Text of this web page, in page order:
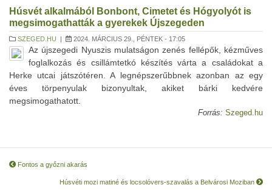
Húsvét alkalmából Bonbont, Cimetet és Hógyolyót is
megsimogathatták a gyerekek Újszegeden
SZEGED.HU | 2024. MÁRCIUS 29., PÉNTEK - 17:05
Az újszegedi Nyuszis mulatságon zenés fellépők, kézműves
foglalkozás és csillámtetkó készítés várta a családokat a
Herke utcai játszótéren. A legnépszerűbbnek azonban az egy
éves törpenyulak bizonyultak, akiket bárki kedvére
megsimogathatott.
Forrás: Szeged.hu
Fontos a győzni akarás
Húsvéti mozi matiné és locsolóvers-szavalás a Belvárosi Moziban